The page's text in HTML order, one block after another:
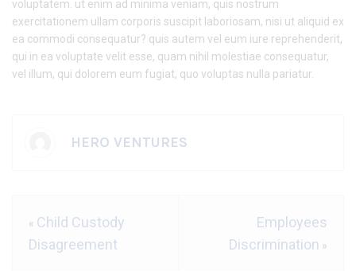
voluptatem. ut enim ad minima veniam, quis nostrum
exercitationem ullam corporis suscipit laboriosam, nisi ut aliquid ex
ea commodi consequatur? quis autem vel eum iure reprehenderit,
qui in ea voluptate velit esse, quam nihil molestiae consequatur,
vel illum, qui dolorem eum fugiat, quo voluptas nulla pariatur.
HERO VENTURES
« Child Custody
Disagreement
Employees
Discrimination »